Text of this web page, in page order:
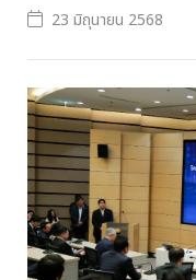
23 มิถุนายน 2568